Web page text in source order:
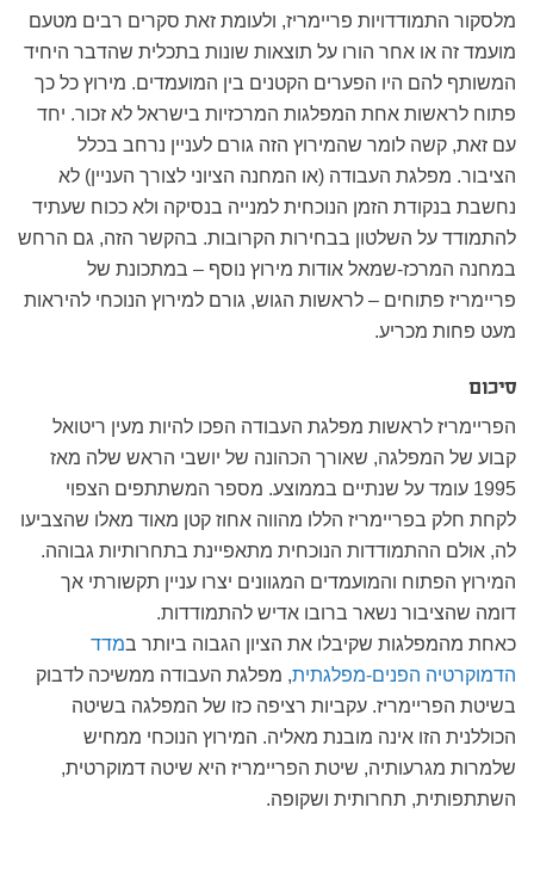
מלסקור התמודדויות פריימריז, ולעומת זאת סקרים רבים מטעם
מועמד זה או אחר הורו על תוצאות שונות בתכלית שהדבר היחיד
המשותף להם היו הפערים הקטנים בין המועמדים. מירוץ כל כך
פתוח לראשות אחת המפלגות המרכזיות בישראל לא זכור. יחד
עם זאת, קשה לומר שהמירוץ הזה גורם לעניין נרחב בכלל
הציבור. מפלגת העבודה (או המחנה הציוני לצורך העניין) לא
נחשבת בנקודת הזמן הנוכחית למנייה בנסיקה ולא ככוח שעתיד
להתמודד על השלטון בבחירות הקרובות. בהקשר הזה, גם הרחש
במחנה המרכז-שמאל אודות מירוץ נוסף – במתכונת של
פריימריז פתוחים – לראשות הגוש, גורם למירוץ הנוכחי להיראות
מעט פחות מכריע.
סיכום
הפריימריז לראשות מפלגת העבודה הפכו להיות מעין ריטואל
קבוע של המפלגה, שאורך הכהונה של יושבי הראש שלה מאז
1995 עומד על שנתיים בממוצע. מספר המשתתפים הצפוי
לקחת חלק בפריימריז הללו מהווה אחוז קטן מאוד מאלו שהצביעו
לה, אולם ההתמודדות הנוכחית מתאפיינת בתחרותיות גבוהה.
המירוץ הפתוח והמועמדים המגוונים יצרו עניין תקשורתי אך
דומה שהציבור נשאר ברובו אדיש להתמודדות.
כאחת מהמפלגות שקיבלו את הציון הגבוה ביותר במדד
הדמוקרטיה הפנים-מפלגתית, מפלגת העבודה ממשיכה לדבוק
בשיטת הפריימריז. עקביות רציפה כזו של המפלגה בשיטה
הכוללנית הזו אינה מובנת מאליה. המירוץ הנוכחי ממחיש
שלמרות מגרעותיה, שיטת הפריימריז היא שיטה דמוקרטית,
השתתפותית, תחרותית ושקופה.